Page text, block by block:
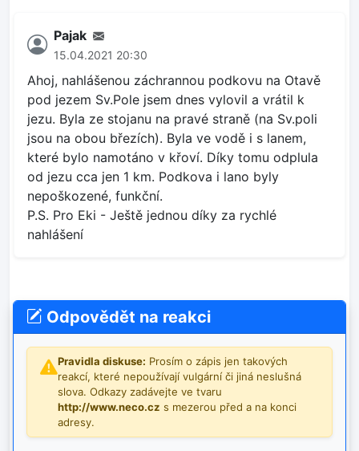
Pajak
15.04.2021 20:30
Ahoj, nahlášenou záchrannou podkovu na Otavě
pod jezem Sv.Pole jsem dnes vylovil a vrátil k
jezu. Byla ze stojanu na pravé straně (na Sv.poli
jsou na obou březích). Byla ve vodě i s lanem,
které bylo namotáno v křoví. Díky tomu odplula
od jezu cca jen 1 km. Podkova i lano byly
nepoškozené, funkční.
P.S. Pro Eki - Ještě jednou díky za rychlé
nahlášení
Odpovědět na reakci
Pravidla diskuse: Prosím o zápis jen takových
reakcí, které nepoužívají vulgární či jiná neslušná
slova. Odkazy zadávejte ve tvaru
http://www.neco.cz s mezerou před a na konci
adresy.